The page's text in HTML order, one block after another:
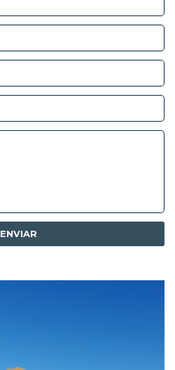
ENVIAR